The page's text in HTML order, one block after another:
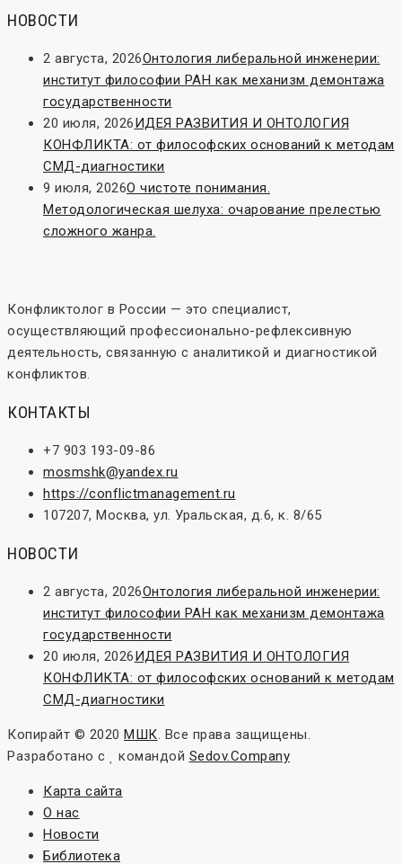
НОВОСТИ
2 августа, 2026Онтология либеральной инженерии:
институт философии РАН как механизм демонтажа
государственности
20 июля, 2026ИДЕЯ РАЗВИТИЯ И ОНТОЛОГИЯ
КОНФЛИКТА: от философских оснований к методам
СМД-диагностики
9 июля, 2026О чистоте понимания.
Методологическая шелуха: очарование прелестью
сложного жанра.
Конфликтолог в России — это специалист,
осуществляющий профессионально-рефлексивную
деятельность, связанную с аналитикой и диагностикой
конфликтов.
КОНТАКТЫ
+7 903 193-09-86
mosmshk@yandex.ru
https://conflictmanagement.ru
107207, Москва, ул. Уральская, д.6, к. 8/65
НОВОСТИ
2 августа, 2026Онтология либеральной инженерии:
институт философии РАН как механизм демонтажа
государственности
20 июля, 2026ИДЕЯ РАЗВИТИЯ И ОНТОЛОГИЯ
КОНФЛИКТА: от философских оснований к методам
СМД-диагностики
Копирайт © 2020 МШК. Все права защищены.
Разработано с
командой Sedov.Company
Карта сайта
О нас
Новости
Библиотека